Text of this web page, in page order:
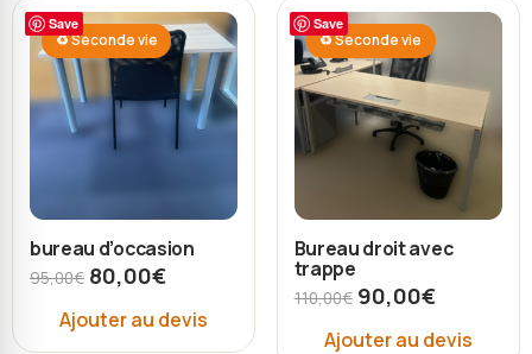
Save
♻ Seconde vie
bureau d’occasion
95,00€ 80,00€
Ajouter au devis
Save
♻ Seconde vie
Bureau droit avec
trappe
110,00€ 90,00€
Ajouter au devis